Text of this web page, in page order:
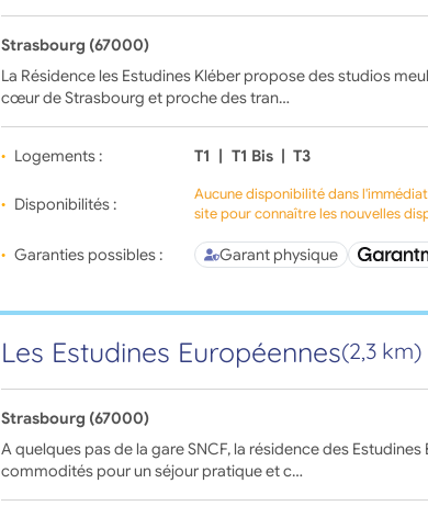
Strasbourg (67000)
La Résidence les Estudines Kléber propose des studios
cœur de Strasbourg et proche des tran…
Logements : T1 | T1 Bis | T3
Disponibilités :
Aucune disponibilité dans
site pour connaître les nouvelles
Garanties possibles :
Garant physique
Les Estudines Européennes(2,3 km)
Strasbourg (67000)
A quelques pas de la gare SNCF, la résidence des
commodités pour un séjour pratique et c…